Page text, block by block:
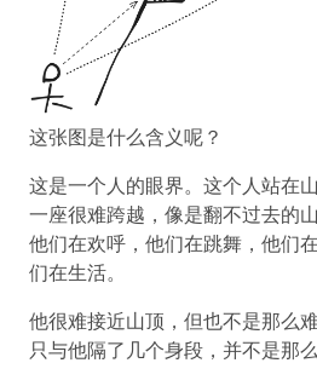
这张图是什么含义呢？
这是一个人的眼界。这个人站在
一座很难跨越，像是翻不过去的
他们在欢呼，他们在跳舞，他们
们在生活。
他很难接近山顶，但也不是那么
只与他隔了几个身段，并不是那